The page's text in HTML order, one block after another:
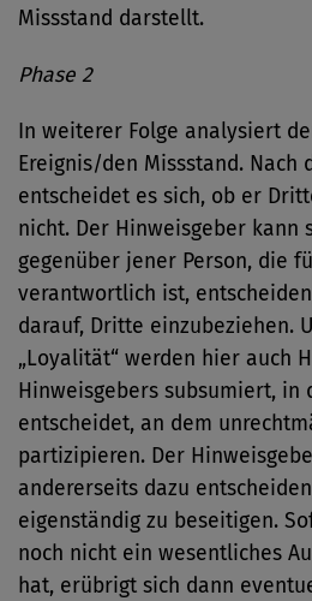
Missstand darstellt.
Phase 2
In weiterer Folge analysiert
Ereignis/den Missstand. Nach
entscheidet es sich, ob er
nicht. Der Hinweisgeber kann
gegenüber jener Person, die
verantwortlich ist,
darauf, Dritte einzubeziehen.
„Loyalität“ werden hier auch
Hinweisgebers subsumiert, in
entscheidet, an dem
partizipieren. Der
andererseits dazu
eigenständig zu beseitigen.
noch nicht ein wesentliches
hat, erübrigt sich dann